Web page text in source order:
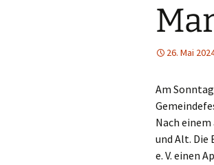
26. Mai
Am
Nach
und Alt. Die
e. V. einen